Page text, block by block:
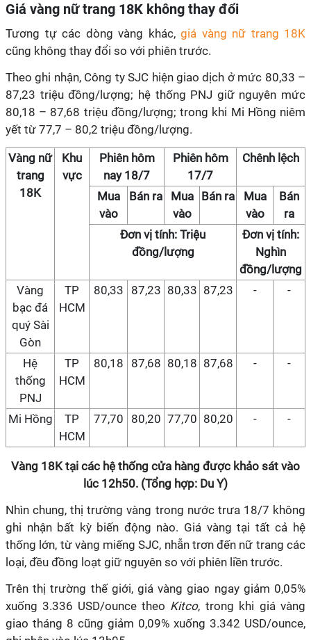
Giá vàng nữ trang 18K không thay đổi
Tương tự các dòng vàng khác, giá vàng nữ trang 18K
cũng không thay đổi so với phiên trước.
Theo ghi nhận, Công ty SJC hiện giao dịch ở mức 80,33 –
87,23 triệu đồng/lượng; hệ thống PNJ giữ nguyên mức
80,18 – 87,68 triệu đồng/lượng; trong khi Mi Hồng niêm
yết từ 77,7 – 80,2 triệu đồng/lượng.
Vàng nữ
trang
18K
Khu
vực
Phiên hôm
nay 18/7
Phiên hôm
17/7
Chênh lệch
Mua
vào
Bán ra
Mua
vào
Bán ra
Mua
vào
Bán
ra
Đơn vị tính: Triệu
đồng/lượng
Đơn vị tính:
Nghìn
đồng/lượng
Vàng
bạc đá
quý Sài
Gòn
TP
HCM
80,33 87,23 80,33 87,23 - -
Hệ
thống
PNJ
TP
HCM
80,18 87,68 80,18 87,68 - -
Mi Hồng
TP
HCM
77,70 80,20 77,70 80,20 - -
Vàng 18K tại các hệ thống cửa hàng được khảo sát vào
lúc 12h50. (Tổng hợp: Du Y)
Nhìn chung, thị trường vàng trong nước trưa 18/7 không
ghi nhận bất kỳ biến động nào. Giá vàng tại tất cả hệ
thống lớn, từ vàng miếng SJC, nhẫn trơn đến nữ trang các
loại, đều đồng loạt giữ nguyên so với phiên liền trước.
Trên thị trường thế giới, giá vàng giao ngay giảm 0,05%
xuống 3.336 USD/ounce theo Kitco, trong khi giá vàng
giao tháng 8 cũng giảm 0,09% xuống 3.342 USD/ounce,